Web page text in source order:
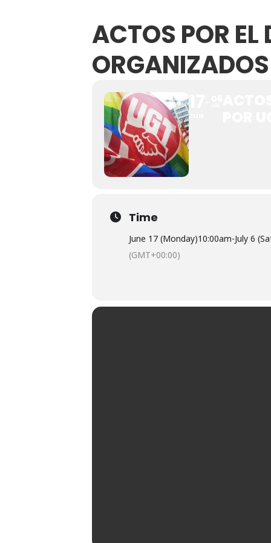
UGT Andalucía
Clausurada la
ACTOS POR EL
Time
June 17 (Monday)10:00am-July 6
(GMT+00:00)